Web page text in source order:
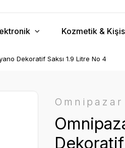
Kozmetik &
Dekoratif Saksı 1.9 Litre No 4
Omnipazar